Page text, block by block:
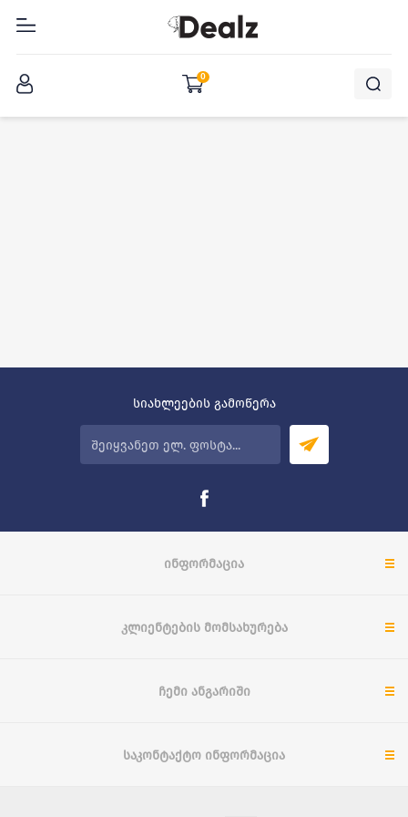
0
სიახლეების გამოწერა
ᲘᲜᲤᲝᲠᲛᲐᲪᲘᲐ
ᲙᲚᲘᲔᲜᲢᲔᲑᲘᲡ ᲛᲝᲛᲡᲐᲮᲣᲠᲔᲑᲐ
ᲩᲔᲛᲘ ᲐᲜᲒᲐᲠᲘᲨᲘ
ᲡᲐᲙᲝᲜᲢᲐᲥᲢᲝ ᲘᲜᲤᲝᲠᲛᲐᲪᲘᲐ